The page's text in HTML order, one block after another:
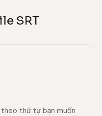
SRT
theo thứ tự bạn muốn